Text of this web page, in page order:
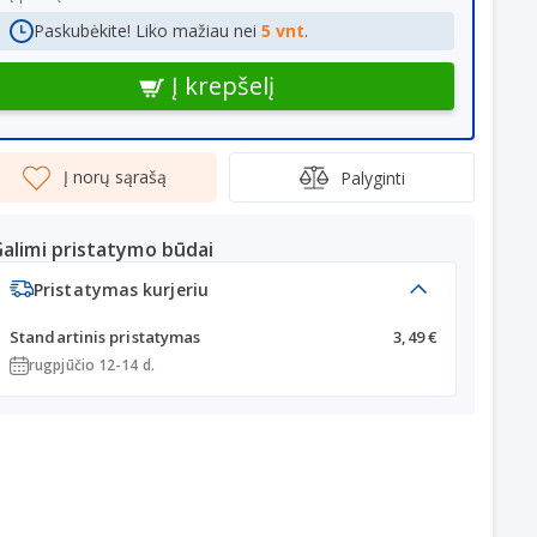
Paskubėkite! Liko mažiau nei 5 vnt.
Į krepšelį
Į norų sąrašą Palyginti
pristatymo būdai
Pristatymas kurjeriu
Standartinis pristatymas 3,49 €
rugpjūčio 12-14 d.